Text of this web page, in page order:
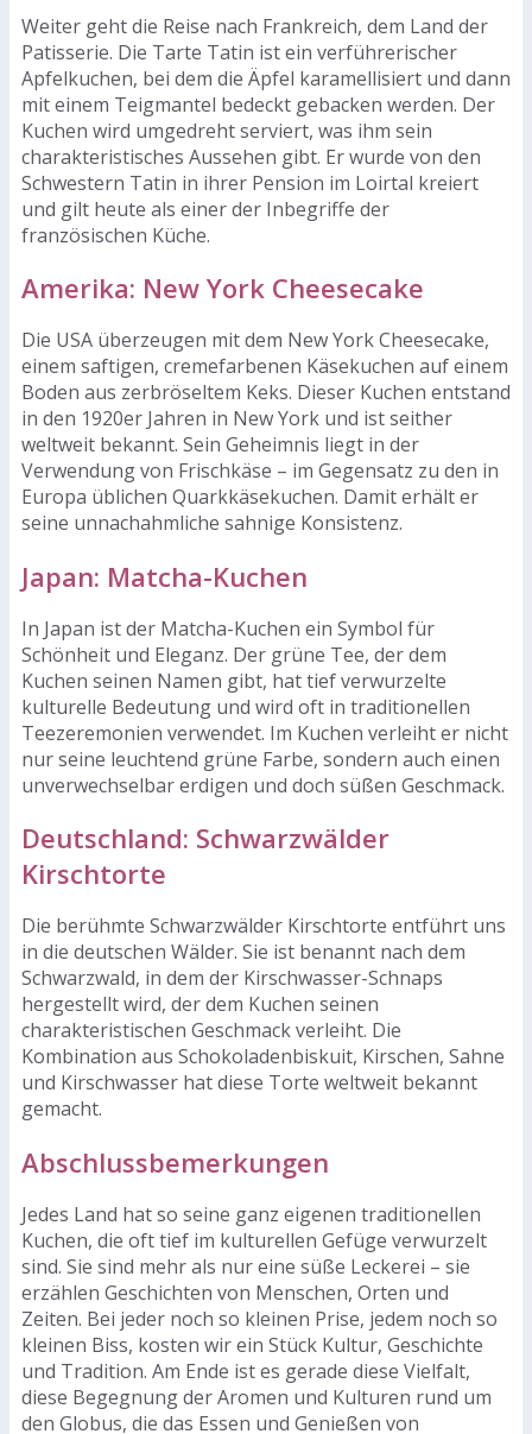
Weiter geht die Reise nach Frankreich, dem Land der
Patisserie. Die Tarte Tatin ist ein verführerischer
Apfelkuchen, bei dem die Äpfel karamellisiert und dann
mit einem Teigmantel bedeckt gebacken werden. Der
Kuchen wird umgedreht serviert, was ihm sein
charakteristisches Aussehen gibt. Er wurde von den
Schwestern Tatin in ihrer Pension im Loirtal kreiert
und gilt heute als einer der Inbegriffe der
französischen Küche.
Amerika: New York Cheesecake
Die USA überzeugen mit dem New York Cheesecake,
einem saftigen, cremefarbenen Käsekuchen auf einem
Boden aus zerbröseltem Keks. Dieser Kuchen entstand
in den 1920er Jahren in New York und ist seither
weltweit bekannt. Sein Geheimnis liegt in der
Verwendung von Frischkäse – im Gegensatz zu den in
Europa üblichen Quarkkäsekuchen. Damit erhält er
seine unnachahmliche sahnige Konsistenz.
Japan: Matcha-Kuchen
In Japan ist der Matcha-Kuchen ein Symbol für
Schönheit und Eleganz. Der grüne Tee, der dem
Kuchen seinen Namen gibt, hat tief verwurzelte
kulturelle Bedeutung und wird oft in traditionellen
Teezeremonien verwendet. Im Kuchen verleiht er nicht
nur seine leuchtend grüne Farbe, sondern auch einen
unverwechselbar erdigen und doch süßen Geschmack.
Deutschland: Schwarzwälder
Kirschtorte
Die berühmte Schwarzwälder Kirschtorte entführt uns
in die deutschen Wälder. Sie ist benannt nach dem
Schwarzwald, in dem der Kirschwasser-Schnaps
hergestellt wird, der dem Kuchen seinen
charakteristischen Geschmack verleiht. Die
Kombination aus Schokoladenbiskuit, Kirschen, Sahne
und Kirschwasser hat diese Torte weltweit bekannt
gemacht.
Abschlussbemerkungen
Jedes Land hat so seine ganz eigenen traditionellen
Kuchen, die oft tief im kulturellen Gefüge verwurzelt
sind. Sie sind mehr als nur eine süße Leckerei – sie
erzählen Geschichten von Menschen, Orten und
Zeiten. Bei jeder noch so kleinen Prise, jedem noch so
kleinen Biss, kosten wir ein Stück Kultur, Geschichte
und Tradition. Am Ende ist es gerade diese Vielfalt,
diese Begegnung der Aromen und Kulturen rund um
den Globus, die das Essen und Genießen von